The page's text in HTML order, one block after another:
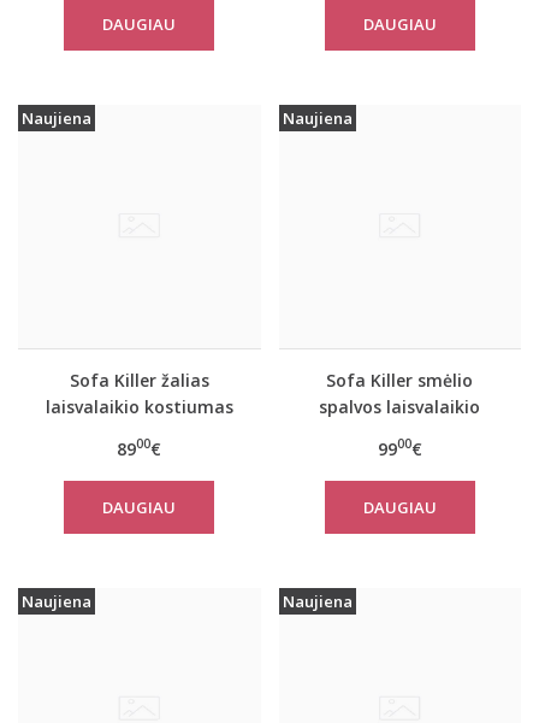
DAUGIAU DAUGIAU
Naujiena
Sofa Killer žalias
laisvalaikio kostiumas
8900€
DAUGIAU
Naujiena
Sofa Killer smėlio
spalvos laisvalaikio
šortais
9900€
DAUGIAU
Naujiena Naujiena